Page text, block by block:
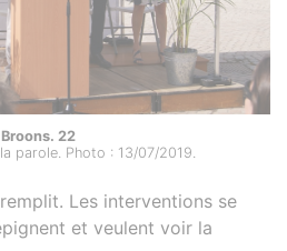
Broons. 22
parole. Photo : 13/07/2019.
Les interventions se
et veulent voir la